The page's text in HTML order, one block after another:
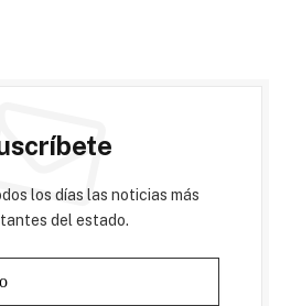
los días las noticias más
del estado.